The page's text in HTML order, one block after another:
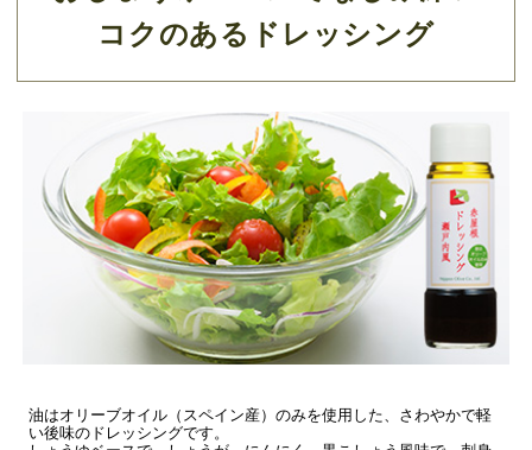
コクのあるドレッシング
油はオリーブオイル（スペイン産）のみを使用した、さわやかで軽
い後味のドレッシングです。